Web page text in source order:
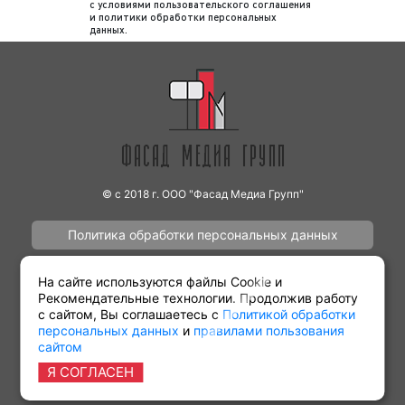
не отслеживает выходы рекламы
заказчика на радио. Рекламодатель
корректность выхода рекламы на радио с
помощью имеющегося графика
Итак, как видим, процесс размещения
рекламы на радио является довольно
простым. В среднем для размещения рекламы
у заказчика нет рекламного ролика. В случае,
если рекламодатель предоставляет готовый
рекламный материал процесс размещения
рекламы на радио может занять от 3 до 5
рабочих дней.
Целевая аудитория рекламы на радио
с условиями пользовательского соглашения
и политики обработки персональных
данных
© с 2018 г. ООО "Фасад Медиа Групп"
Политика обработки персональных данных
Партнёрам
На сайте используются файлы Cookie и
Рекомендательные технологии. Продолжив работу
с сайтом, Вы соглашаетесь с Политикой обработки
персональных данных и правилами пользования
сайтом
Я СОГЛАСЕН